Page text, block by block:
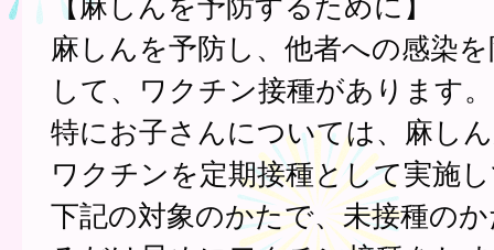
麻しんを予防し、他者への感染
して、ワクチン接種があります。
特にお子さんについては、麻し
ワクチンを定期接種として実施
下記の対象のかたで、未接種の